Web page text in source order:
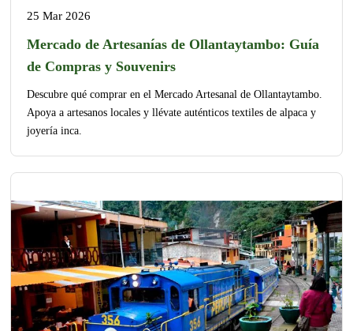
25 Mar 2026
Mercado de Artesanías de Ollantaytambo: Guía
de Compras y Souvenirs
Descubre qué comprar en el Mercado Artesanal de Ollantaytambo.
Apoya a artesanos locales y llévate auténticos textiles de alpaca y
joyería inca.